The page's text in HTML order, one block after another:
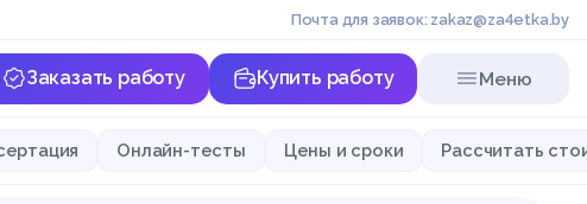
Почта для заявок: zakaz@za4etka.by
Заказать работу Купить работу Меню
Онлайн-тесты Цены и сроки Рассчитать